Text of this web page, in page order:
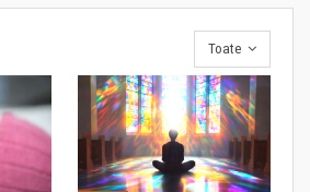
Toate